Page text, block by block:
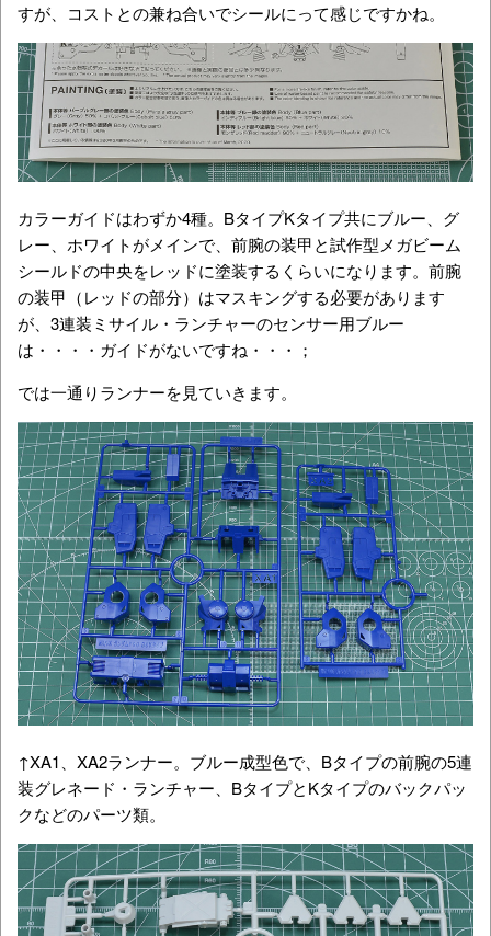
すが、コストとの兼ね合いでシールにって感じですかね。
カラーガイドはわずか4種。BタイプKタイプ共にブルー、グ
レー、ホワイトがメインで、前腕の装甲と試作型メガビーム
シールドの中央をレッドに塗装するくらいになります。前腕
の装甲（レッドの部分）はマスキングする必要があります
が、3連装ミサイル・ランチャーのセンサー用ブルー
は・・・・ガイドがないですね・・・；
では一通りランナーを見ていきます。
↑XA1、XA2ランナー。ブルー成型色で、Bタイプの前腕の5連
装グレネード・ランチャー、BタイプとKタイプのバックパッ
クなどのパーツ類。